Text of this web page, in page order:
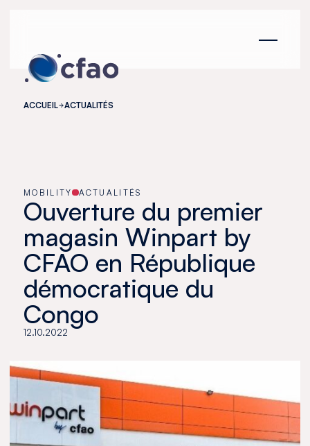
ACCUEIL ACTUALITÉS
MOBILITY ACTUALITÉS
Ouverture du premier
magasin Winpart by
CFAO en République
démocratique du
Congo
12.10.2022